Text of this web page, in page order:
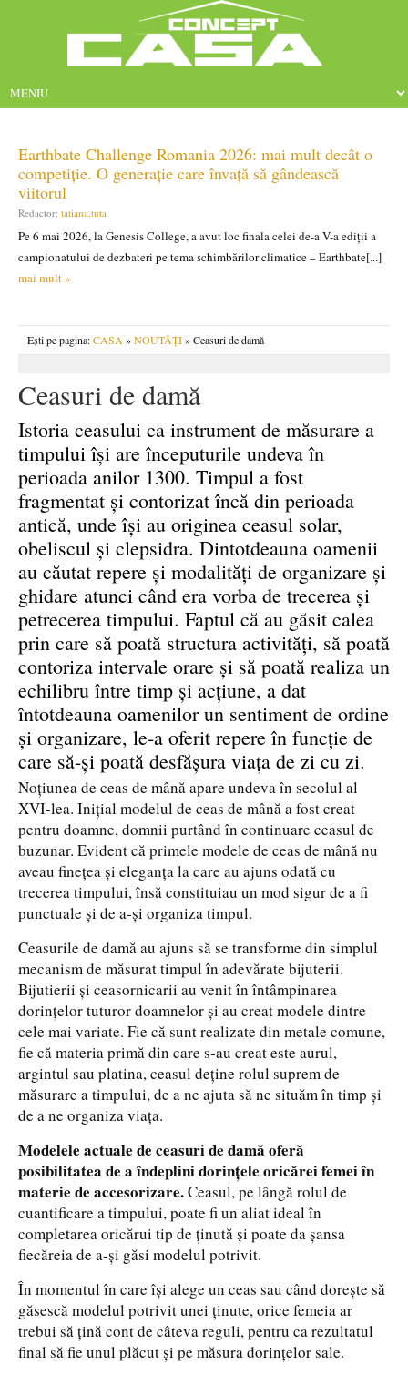
Earthbate Challenge Romania 2026: mai mult decât o
competiție. O generație care învață să gândească
viitorul
Redactor: tatiana.tuta
Pe 6 mai 2026, la Genesis College, a avut loc finala celei de-a V-a ediții a
campionatului de dezbateri pe tema schimbărilor climatice – Earthbate[...]
mai mult »
Ești pe pagina:CASA »NOUTĂȚI» Ceasuri de damă
Ceasuri de damă
Istoria ceasului ca instrument de măsurare a
timpului îşi are începuturile undeva în
perioada anilor 1300. Timpul a fost
fragmentat şi contorizat încă din perioada
antică, unde îşi au originea ceasul solar,
obeliscul şi clepsidra. Dintotdeauna oamenii
au căutat repere şi modalităţi de organizare şi
ghidare atunci când era vorba de trecerea şi
petrecerea timpului. Faptul că au găsit calea
prin care să poată structura activităţi, să poată
contoriza intervale orare şi să poată realiza un
echilibru între timp şi acţiune, a dat
întotdeauna oamenilor un sentiment de ordine
şi organizare, le-a oferit repere în funcţie de
care să-şi poată desfăşura viaţa de zi cu zi.
Noţiunea de ceas de mână apare undeva în secolul al
XVI-lea. Iniţial modelul de ceas de mână a fost creat
pentru doamne, domnii purtând în continuare ceasul de
buzunar. Evident că primele modele de ceas de mână nu
aveau fineţea şi eleganţa la care au ajuns odată cu
trecerea timpului, însă constituiau un mod sigur de a fi
punctuale şi de a-şi organiza timpul.
Ceasurile de damă au ajuns să se transforme din simplul
mecanism de măsurat timpul în adevărate bijuterii.
Bijutierii şi ceasornicarii au venit în întâmpinarea
dorinţelor tuturor doamnelor şi au creat modele dintre
cele mai variate. Fie că sunt realizate din metale comune,
fie că materia primă din care s-au creat este aurul,
argintul sau platina, ceasul deţine rolul suprem de
măsurare a timpului, de a ne ajuta să ne situăm în timp şi
de a ne organiza viaţa.
Modelele actuale de ceasuri de damă oferă
posibilitatea de a îndeplini dorinţele oricărei femei în
materie de accesorizare.Ceasul, pe lângă rolul de
cuantificare a timpului, poate fi un aliat ideal în
completarea oricărui tip de ţinută şi poate da şansa
fiecăreia de a-şi găsi modelul potrivit.
În momentul în care îşi alege un ceas sau când doreşte să
găsescă modelul potrivit unei ţinute, orice femeia ar
trebui să ţină cont de câteva reguli, pentru ca rezultatul
final să fie unul plăcut şi pe măsura dorinţelor sale.